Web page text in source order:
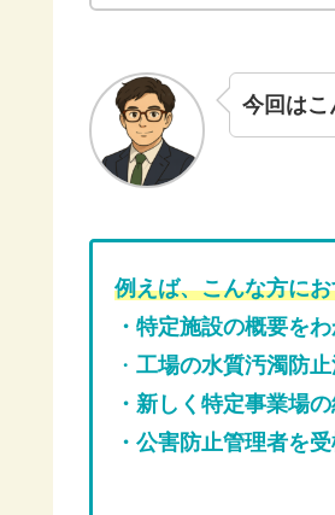
今回はこ
例えば、こんな方に
・ 特定施設の概要を
・ 工場の水質汚濁防
・新しく特定事業場
・公害防止管理者を